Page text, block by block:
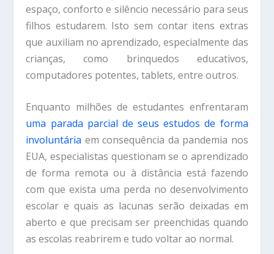
espaço, conforto e silêncio necessário para seus
filhos estudarem. Isto sem contar itens extras
que auxiliam no aprendizado, especialmente das
crianças, como brinquedos educativos,
computadores potentes, tablets, entre outros.
Enquanto milhões de estudantes enfrentaram
uma parada parcial de seus estudos de forma
involuntária em consequência da pandemia nos
EUA, especialistas questionam se o aprendizado
de forma remota ou à distância está fazendo
com que exista uma perda no desenvolvimento
escolar e quais as lacunas serão deixadas em
aberto e que precisam ser preenchidas quando
as escolas reabrirem e tudo voltar ao normal.